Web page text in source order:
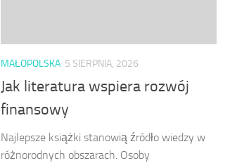
MAŁOPOLSKA 5 SIERPNIA, 2026
Jak literatura wspiera rozwój
finansowy
Najlepsze książki stanowią źródło wiedzy w
różnorodnych obszarach. Osoby